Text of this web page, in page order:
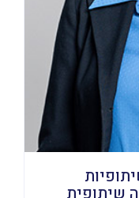
שיתופית